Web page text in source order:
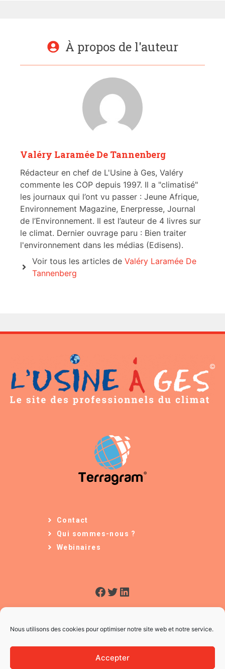
Nous utilisons des cookies pour optimiser notre site web et notre service.
Accepter
À propos de l'auteur
Valéry Laramée De Tannenberg
Rédacteur en chef de L'Usine à Ges, Valéry
commente les COP depuis 1997. Il a "climatisé"
les journaux qui l’ont vu passer : Jeune Afrique,
Environnement Magazine, Enerpresse, Journal
de l’Environnement. Il est l’auteur de 4 livres sur
le climat. Dernier ouvrage paru : Bien traiter
l'environnement dans les médias (Edisens).
Voir tous les articles de Valéry Laramée De
Tannenberg
Contact
Qui sommes-nous ?
Webinaires
Facebook
Twitter
LinkedIn